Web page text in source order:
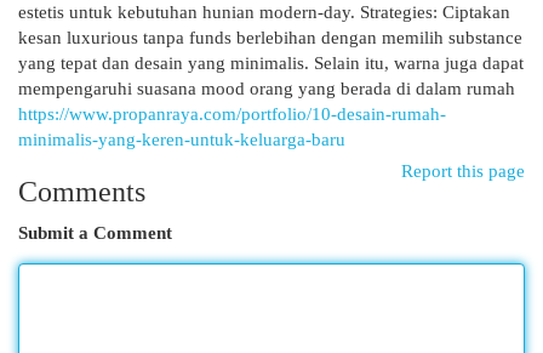
estetis untuk kebutuhan hunian modern-day. Strategies: Ciptakan
kesan luxurious tanpa funds berlebihan dengan memilih substance
yang tepat dan desain yang minimalis. Selain itu, warna juga dapat
mempengaruhi suasana mood orang yang berada di dalam rumah
https://www.propanraya.com/portfolio/10-desain-rumah-
minimalis-yang-keren-untuk-keluarga-baru
Report this page
Comments
Submit a Comment